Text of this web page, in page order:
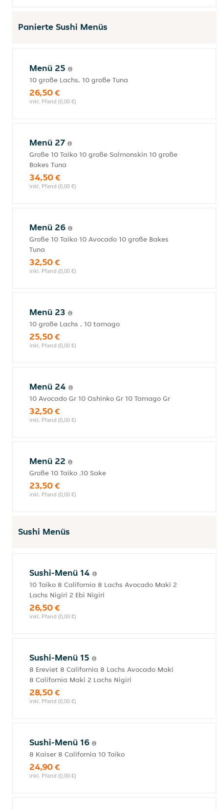
Panierte Sushi Menüs
Menü 25
10 große Lachs, 10 große Tuna
26,50 €
inkl. Pfand (0,00 €)
Menü 27
Große 10 Taiko 10 große Salmonskin 10 große
Bakes Tuna
34,50 €
inkl. Pfand (0,00 €)
Menü 26
Große 10 Taiko 10 Avocado 10 große Bakes
Tuna
32,50 €
inkl. Pfand (0,00 €)
Menü 23
10 große Lachs , 10 tamago
25,50 €
inkl. Pfand (0,00 €)
Menü 24
10 Avocado Gr 10 Oshinko Gr 10 Tamago Gr
32,50 €
inkl. Pfand (0,00 €)
Menü 22
Große 10 Taiko ,10 Sake
23,50 €
inkl. Pfand (0,00 €)
Sushi Menüs
Sushi-Menü 14
10 Taiko 8 California 8 Lachs Avocado Maki 2
Lachs Nigiri 2 Ebi Nigiri
26,50 €
inkl. Pfand (0,00 €)
Sushi-Menü 15
8 Ereviet 8 California 8 Lachs Avocado Maki
8 California Maki 2 Lachs Nigiri
28,50 €
inkl. Pfand (0,00 €)
Sushi-Menü 16
8 Kaiser 8 California 10 Taiko
24,90 €
inkl. Pfand (0,00 €)